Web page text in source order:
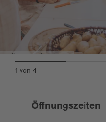
1 von4
Öffnungszeiten